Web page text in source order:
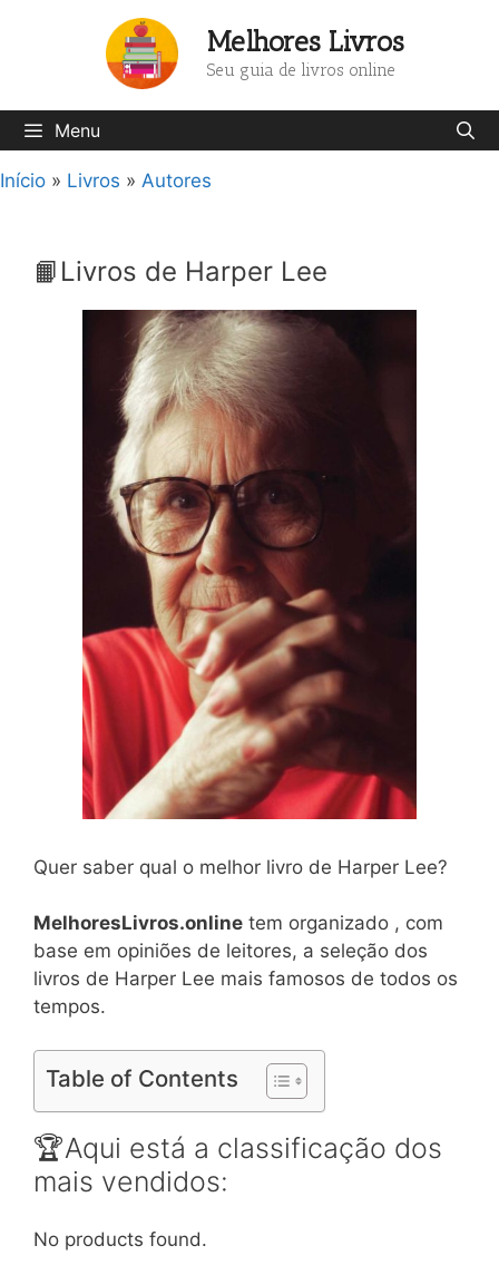
Melhores Livros
Seu guia de livros online
Menu
Início » Livros » Autores
📙Livros de Harper Lee
Quer saber qual o melhor livro de Harper Lee?
MelhoresLivros.online tem organizado , com
base em opiniões de leitores, a seleção dos
livros de Harper Lee mais famosos de todos os
tempos.
Table of Contents
🏆Aqui está a classificação dos
mais vendidos:
No products found.